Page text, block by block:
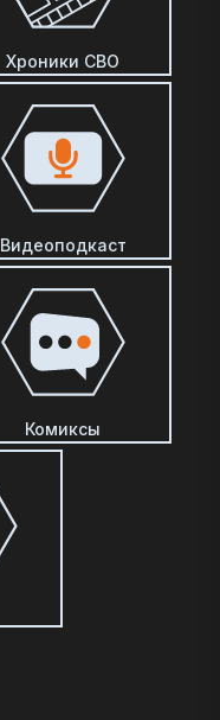
Хроники СВО
Видеоподкаст
Комиксы